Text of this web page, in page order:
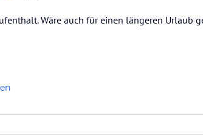
Wäre auch für einen längeren Urlaub